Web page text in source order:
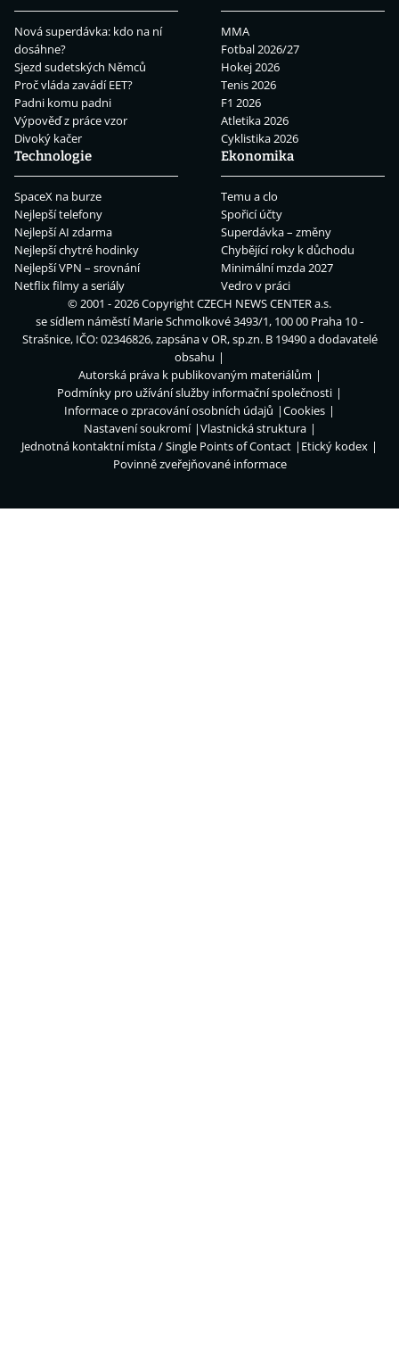
Nová superdávka: kdo na ní
dosáhne?
Sjezd sudetských Němců
Proč vláda zavádí EET?
Padni komu padni
Výpověď z práce vzor
Divoký kačer
MMA
Fotbal 2026/27
Hokej 2026
Tenis 2026
F1 2026
Atletika 2026
Cyklistika 2026
Technologie
SpaceX na burze
Nejlepší telefony
Nejlepší AI zdarma
Nejlepší chytré hodinky
Nejlepší VPN – srovnání
Netflix filmy a seriály
Ekonomika
Temu a clo
Spořicí účty
Superdávka – změny
Chybějící roky k důchodu
Minimální mzda 2027
Vedro v práci
© 2001 - 2026 CopyrightCZECH NEWS CENTER a.s.
se sídlem náměstí Marie Schmolkové 3493/1, 100 00 Praha 10 -
Strašnice, IČO: 02346826, zapsána v OR, sp.zn. B 19490 a dodavatelé
obsahu
Autorská práva k publikovaným materiálům
Podmínky pro užívání služby informační společnosti
Informace o zpracování osobních údajů
Cookies
Nastavení soukromí
Vlastnická struktura
Jednotná kontaktní místa / Single Points of Contact
Etický kodex
Povinně zveřejňované informace